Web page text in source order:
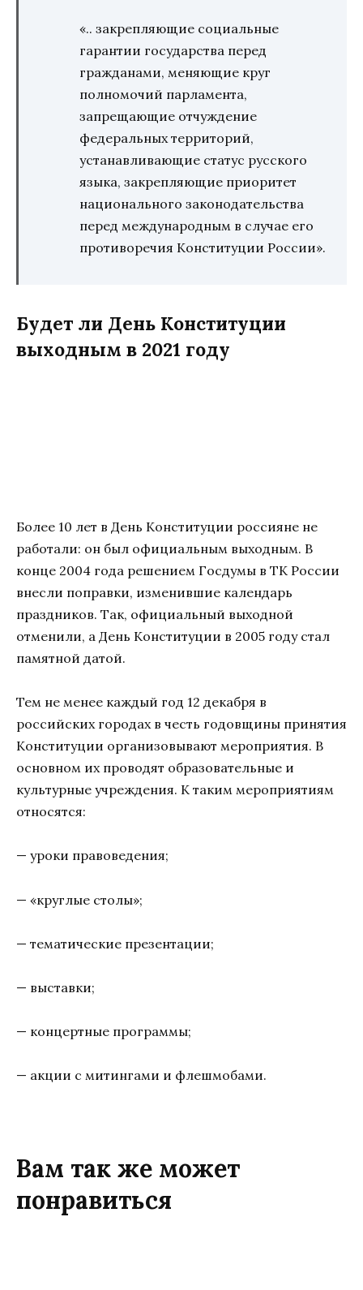
«.. закрепляющие социальные
гарантии государства перед
гражданами, меняющие круг
полномочий парламента,
запрещающие отчуждение
федеральных территорий,
устанавливающие статус русского
языка, закрепляющие приоритет
национального законодательства
перед международным в случае его
противоречия Конституции России».
Будет ли День Конституции
выходным в 2021 году
Более 10 лет в День Конституции россияне не
работали: он был официальным выходным. В
конце 2004 года решением Госдумы в ТК России
внесли поправки, изменившие календарь
праздников. Так, официальный выходной
отменили, а День Конституции в 2005 году стал
памятной датой.
Тем не менее каждый год 12 декабря в
российских городах в честь годовщины принятия
Конституции организовывают мероприятия. В
основном их проводят образовательные и
культурные учреждения. К таким мероприятиям
относятся:
— уроки правоведения;
— «круглые столы»;
— тематические презентации;
— выставки;
— концертные программы;
— акции с митингами и флешмобами.
Вам так же может
понравиться